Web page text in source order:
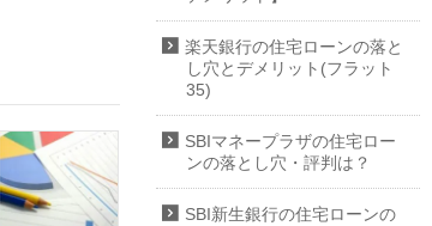
楽天銀行の住宅ローンの落と
し穴とデメリット(フラット
35)
SBIマネープラザの住宅ロー
ンの落とし穴・評判は？
SBI新生銀行の住宅ローンの